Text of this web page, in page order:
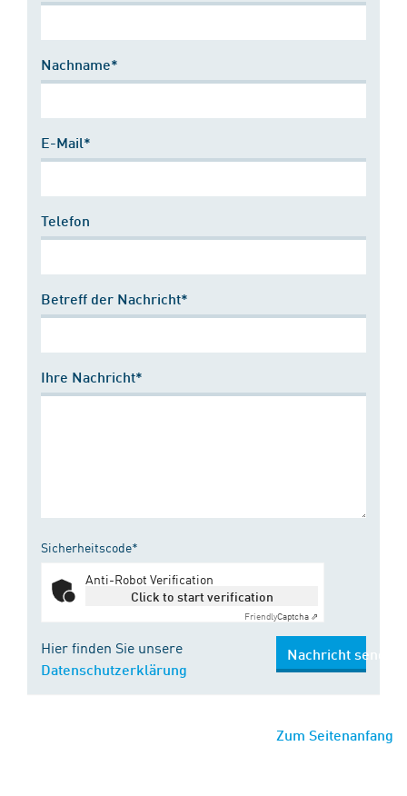
Nachname*
E-Mail*
Telefon
Betreff der Nachricht*
Ihre Nachricht*
Sicherheitscode*
Anti-Robot Verification
Click to start verification
FriendlyCaptcha ⇗
Hier finden Sie unsere
Datenschutzerklärung
Nachricht senden
Zum Seitenanfang